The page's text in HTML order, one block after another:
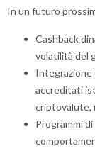
In un futuro
Cashback
volatilità del
Integrazione
accreditati
criptovalute,
Programmi